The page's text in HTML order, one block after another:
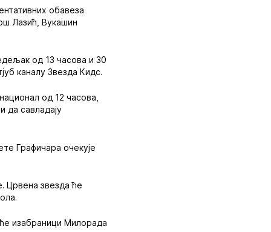
обавеза
Лазић, Вукашин
од 13 часова и 30
каналу Звезда Кидс.
од 12 часова,
да савладају
Графичара очекује
Црвена звезда ће
изабраници Милорада